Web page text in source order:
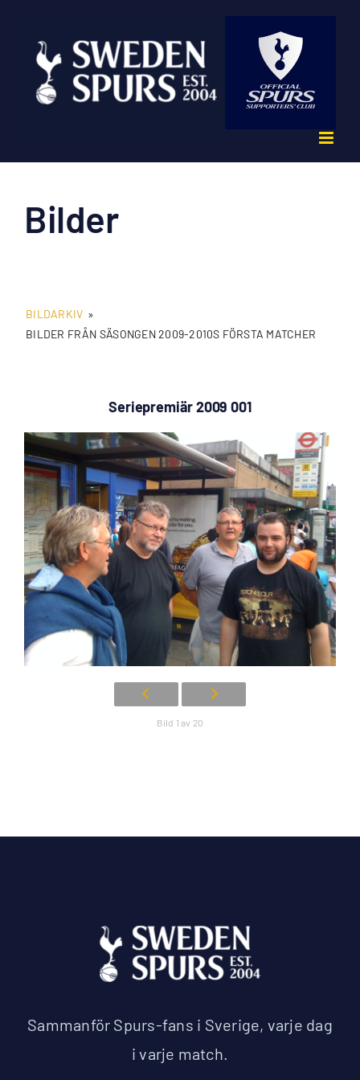
innehållet
Bilder
BILDARKIV »
BILDER FRÅN SÄSONGEN 2009-2010S FÖRSTA MATCHER
Seriepremiär 2009 001
Bild 1 av 20
Sammanför Spurs-fans i Sverige, varje dag
i varje match.